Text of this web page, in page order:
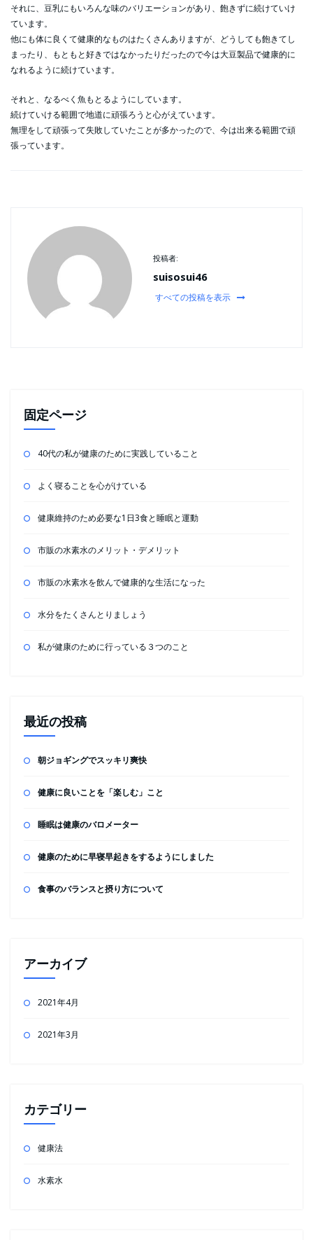
それに、豆乳にもいろんな味のバリエーションがあり、飽きずに続けていけ
ています。
他にも体に良くて健康的なものはたくさんありますが、どうしても飽きてし
まったり、もともと好きではなかったりだったので今は大豆製品で健康的に
なれるように続けています。
それと、なるべく魚もとるようにしています。
続けていける範囲で地道に頑張ろうと心がえています。
無理をして頑張って失敗していたことが多かったので、今は出来る範囲で頑
張っています。
投稿者:
suisosui46
すべての投稿を表示
固定ページ
40代の私が健康のために実践していること
よく寝ることを心がけている
健康維持のため必要な1日3食と睡眠と運動
市販の水素水のメリット・デメリット
市販の水素水を飲んで健康的な生活になった
水分をたくさんとりましょう
私が健康のために行っている３つのこと
最近の投稿
朝ジョギングでスッキリ爽快
健康に良いことを「楽しむ」こと
睡眠は健康のバロメーター
健康のために早寝早起きをするようにしました
食事のバランスと摂り方について
アーカイブ
2021年4月
2021年3月
カテゴリー
健康法
水素水